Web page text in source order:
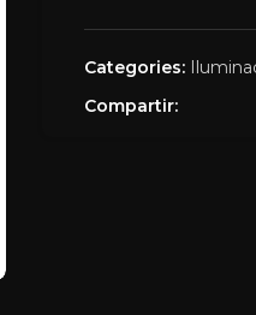
Categories:
Compartir: